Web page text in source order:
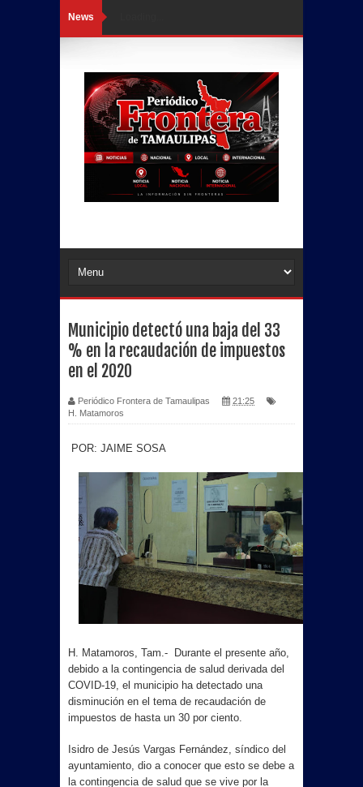
News
Municipio detectó una baja del 33
% en la recaudación de impuestos
en el 2020
Periódico Frontera de Tamaulipas
21:25
H. Matamoros
POR: JAIME SOSA
H. Matamoros, Tam.- Durante el presente año,
debido a la contingencia de salud derivada del
COVID-19, el municipio ha detectado una
disminución en el tema de recaudación de
impuestos de hasta un 30 por ciento.
Isidro de Jesús Vargas Fernández, síndico del
ayuntamiento, dio a conocer que esto se debe a
la contingencia de salud que se vive por la